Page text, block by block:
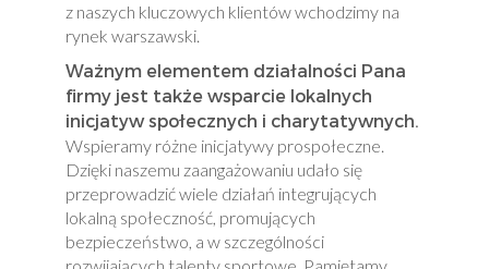
z naszych kluczowych klientów wchodzimy na
rynek warszawski.
Ważnym elementem działalności Pana
firmy jest także wsparcie lokalnych
inicjatyw społecznych i charytatywnych.
Wspieramy różne inicjatywy prospołeczne.
Dzięki naszemu zaangażowaniu udało się
przeprowadzić wiele działań integrujących
lokalną społeczność, promujących
bezpieczeństwo, a w szczególności